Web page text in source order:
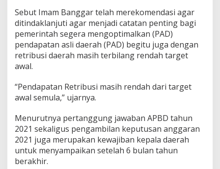
h
a
n
P
e
l
s
a
n
a
n
A
P
B
Sebut Imam Banggar telah merekomendasi agar
ditindaklanjuti agar menjadi catatan penting bagi
pemerintah segera mengoptimalkan (PAD)
pendapatan asli daerah (PAD) begitu juga dengan
retribusi daerah masih terbilang rendah target
awal.
“Pendapatan Retribusi masih rendah dari target
awal semula,” ujarnya.
Menurutnya pertanggung jawaban APBD tahun
2021 sekaligus pengambilan keputusan anggaran
2021 juga merupakan kewajiban kepala daerah
untuk menyampaikan setelah 6 bulan tahun
berakhir.